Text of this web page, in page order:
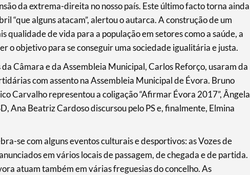
da extrema-direita no nosso país. Este último facto torna ainda
“que alguns atacam”, alertou o autarca. A construção de um
qualidade de vida para a população em setores como a saúde, a
o objetivo para se conseguir uma sociedade igualitária e justa.
Câmara e da Assembleia Municipal, Carlos Reforço, usaram da
com assento na Assembleia Municipal de Évora. Bruno
Carvalho representou a coligação “Afirmar Évora 2017”, Ângela
Ana Beatriz Cardoso discursou pelo PS e, finalmente, Elmina
se com alguns eventos culturais e desportivos: as Vozes de
em vários locais de passagem, de chegada e de partida.
atuam também em várias freguesias do concelho. As